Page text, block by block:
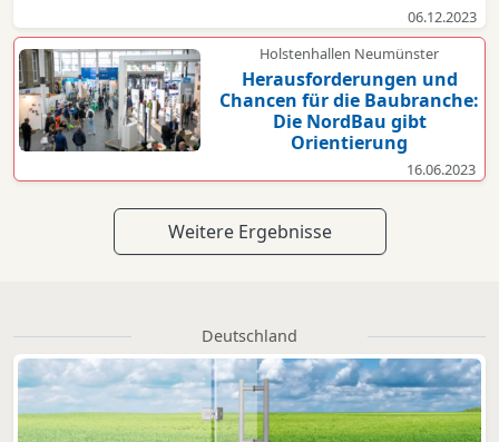
06.12.2023
Holstenhallen Neumünster
Herausforderungen und
Chancen für die Baubranche:
Die NordBau gibt
Orientierung
16.06.2023
Weitere Ergebnisse
Deutschland